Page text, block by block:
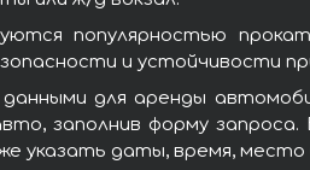
популярностью
и устойчивости
для аренды
заполнив форму
указать даты, время,